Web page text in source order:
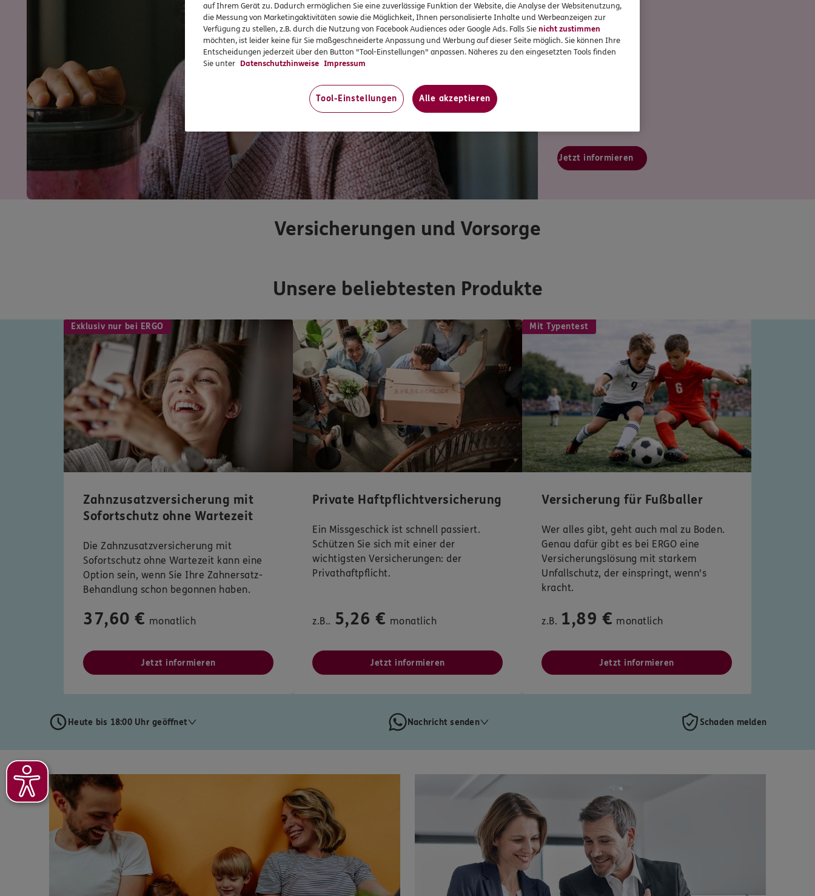
Jetzt informieren
Versicherungen und Vorsorge
Unsere beliebtesten Produkte
Exklusiv nur bei ERGO
Zahnzusatzversicherung mit
Sofortschutz ohne Wartezeit
Die Zahnzusatzversicherung mit
Sofortschutz ohne Wartezeit kann eine
Option sein, wenn Sie Ihre Zahnersatz-
Behandlung schon begonnen haben.
37,60 € monatlich
Jetzt informieren
Private Haftpflichtversicherung
Ein Missgeschick ist schnell passiert.
Schützen Sie sich mit einer der
wichtigsten Versicherungen: der
Privathaftpflicht.
z.B.. 5,26 € monatlich
Jetzt informieren
Mit Typentest
Versicherung für Fußballer
Wer alles gibt, geht auch mal zu Boden.
Genau dafür gibt es bei ERGO eine
Versicherungslösung mit starkem
Unfallschutz, der einspringt, wenn's
kracht.
z.B. 1,89 € monatlich
Jetzt informieren
Heute bis 18:00 Uhr geöffnet Nachricht senden Schaden melden
auf Ihrem Gerät zu. Dadurch ermöglichen Sie eine zuverlässige Funktion der Website, die Analyse der Websitenutzung,
die Messung von Marketingaktivitäten sowie die Möglichkeit, Ihnen personalisierte Inhalte und Werbeanzeigen zur
Verfügung zu stellen, z.B. durch die Nutzung von Facebook Audiences oder Google Ads. Falls Sienicht zustimmen
möchten, ist leider keine für Sie maßgeschneiderte Anpassung und Werbung auf dieser Seite möglich. Sie können Ihre
Entscheidungen jederzeit über den Button "Tool-Einstellungen" anpassen. Näheres zu den eingesetzten Tools finden
Sie unter Datenschutzhinweise Impressum
Tool-Einstellungen Alle akzeptieren